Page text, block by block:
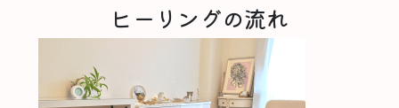
ヒーリングの流れ